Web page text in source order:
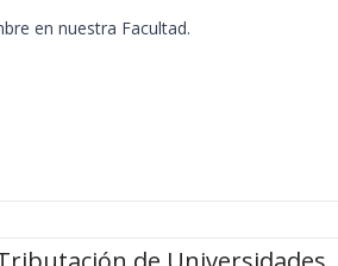
en nuestra Facultad.